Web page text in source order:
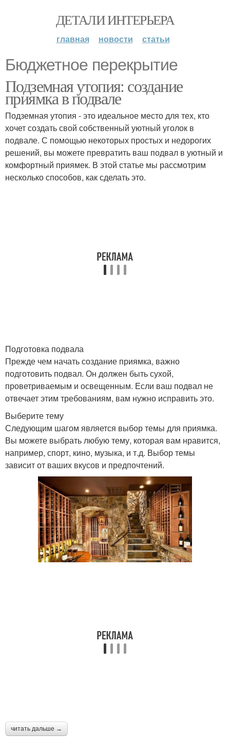
ДЕТАЛИ ИНТЕРЬЕРА
главная новости статьи
Бюджетное перекрытие
Подземная утопия: создание
приямка в подвале
Подземная утопия - это идеальное место для тех, кто
хочет создать свой собственный уютный уголок в
подвале. С помощью некоторых простых и недорогих
решений, вы можете превратить ваш подвал в уютный и
комфортный приямек. В этой статье мы рассмотрим
несколько способов, как сделать это.
Подготовка подвала
Прежде чем начать создание приямка, важно
подготовить подвал. Он должен быть сухой,
проветриваемым и освещенным. Если ваш подвал не
отвечает этим требованиям, вам нужно исправить это.
Выберите тему
Следующим шагом является выбор темы для приямка.
Вы можете выбрать любую тему, которая вам нравится,
например, спорт, кино, музыка, и т.д. Выбор темы
зависит от ваших вкусов и предпочтений.
читать дальше →